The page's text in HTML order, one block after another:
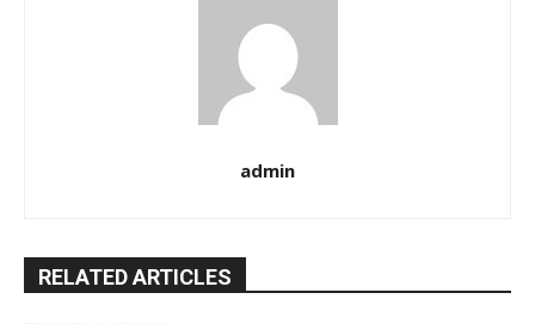
admin
RELATED ARTICLES